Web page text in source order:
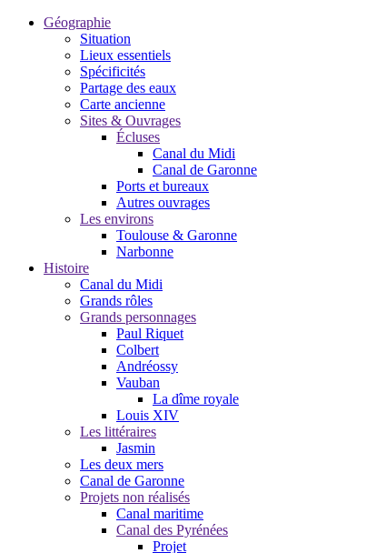
Géographie
Situation
Lieux essentiels
Spécificités
Partage des eaux
Carte ancienne
Sites & Ouvrages
Écluses
Canal du Midi
Canal de Garonne
Ports et bureaux
Autres ouvrages
Les environs
Toulouse & Garonne
Narbonne
Histoire
Canal du Midi
Grands rôles
Grands personnages
Paul Riquet
Colbert
Andréossy
Vauban
La dîme royale
Louis XIV
Les littéraires
Jasmin
Les deux mers
Canal de Garonne
Projets non réalisés
Canal maritime
Canal des Pyrénées
Projet